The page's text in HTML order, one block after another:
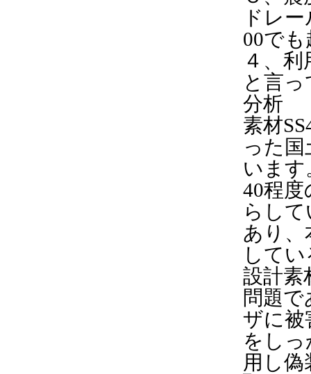
ドレ
00で
４、
と言
分析
素材
った
います
40程
らし
あり、
して
設計素
問題
ザに被
をし
用し